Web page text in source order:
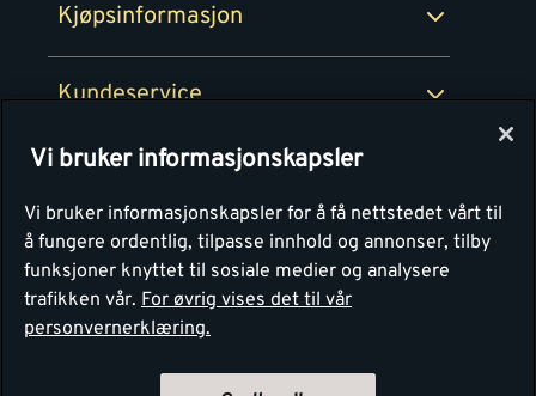
Kjøpsinformasjon
Kundeservice
Montér
Personvern
Vi bruker informasjonskapsler
Vi bruker informasjonskapsler for å få nettstedet vårt til
å fungere ordentlig, tilpasse innhold og annonser, tilby
funksjoner knyttet til sosiale medier og analysere
trafikken vår. For øvrig vises det til vår
personvernerklæring.